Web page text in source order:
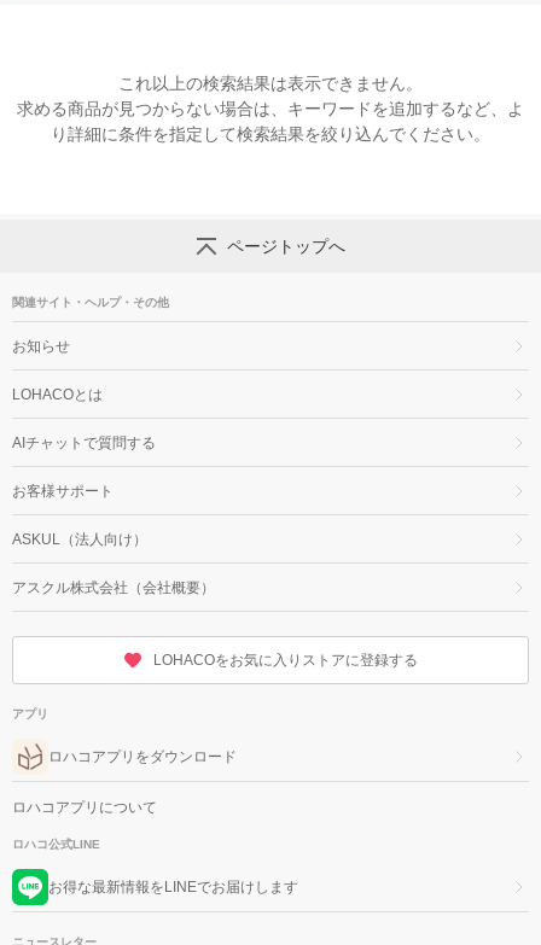
これ以上の検索結果は表示できません。
求める商品が見つからない場合は、キーワードを追加するなど、よ
り詳細に条件を指定して検索結果を絞り込んでください。
ページトップへ
関連サイト・ヘルプ・その他
お知らせ
LOHACOとは
AIチャットで質問する
お客様サポート
ASKUL（法人向け）
アスクル株式会社（会社概要）
LOHACOをお気に入りストアに登録する
アプリ
ロハコアプリをダウンロード
ロハコアプリについて
ロハコ公式LINE
お得な最新情報をLINEでお届けします